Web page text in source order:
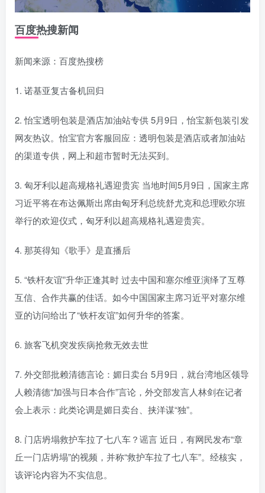
百度热搜新闻
新闻来源：百度热搜榜
1. 诺基亚复古备机回归
2. 怡宝透明包装是酒店加油站专供 5月9日，怡宝新包装引发
网友热议。怡宝官方客服回应：透明包装是酒店或者加油站
的渠道专供，网上和超市暂时无法买到。
3. 匈牙利以超高规格礼遇迎贵宾 当地时间5月9日，国家主席
习近平将在布达佩斯出席由匈牙利总统舒尤克和总理欧尔班
举行的欢迎仪式，匈牙利以超高规格礼遇迎贵宾。
4. 那英得知《歌手》是直播后
5. “铁杆友谊”升华正逢其时 过去中国和塞尔维亚演绎了互尊
互信、合作共赢的佳话。如今中国国家主席习近平对塞尔维
亚的访问给出了“铁杆友谊”如何升华的答案。
6. 旅客飞机突发疾病抢救无效去世
7. 外交部批赖清德言论：媚日卖台 5月9日，就台湾地区领导
人赖清德“加强与日本合作”言论，外交部发言人林剑在记者
会上表示：此类论调是媚日卖台、挟洋谋“独”。
8. 门店坍塌救护车拉了七八车？谣言 近日，有网民发布“章
丘一门店坍塌”的视频，并称“救护车拉了七八车”。经核实，
该评论内容为不实信息。